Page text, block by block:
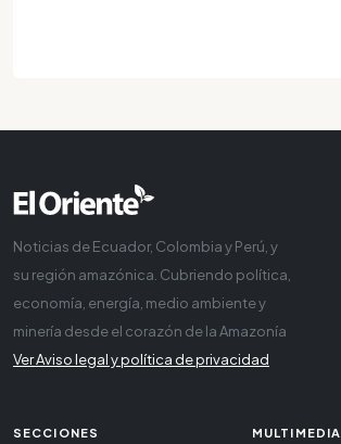
Noticias de Ecuador, Colombia y Perú, y
su región amazónica. Cubriendo política,
economía, energía, medio ambiente y
minería desde el corazón de la Amazonía
Ver Aviso legal y política de privacidad
SECCIONES MULTIMEDIA